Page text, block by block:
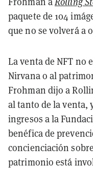
paquete de 104
que no se volverá a
La venta de NFT no
Nirvana o al
Frohman dijo a
al tanto de la venta,
ingresos a la
benéfica de
concienciación
patrimonio está